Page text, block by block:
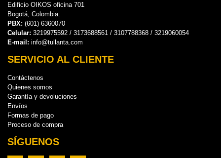
Edificio OIKOS oficina 701
Bogotá, Colombia.
PBX: (601) 6360070
Celular: 3219975592 / 3173688561 / 3107788368 / 3219060054
E-mail: info@tullanta.com
SERVICIO AL CLIENTE
Contáctenos
Quienes somos
Garantía y devoluciones
Envíos
Formas de pago
Proceso de compra
SÍGUENOS